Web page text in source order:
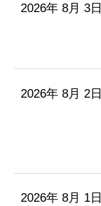
2026年 8月 3日
2026年 8月 2日
2026年 8月 1日